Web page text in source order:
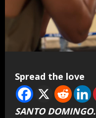
Spread the love
SANTO DOMINGO.